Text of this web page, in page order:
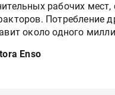
рабочих мест,
Потребление
около одного
Enso